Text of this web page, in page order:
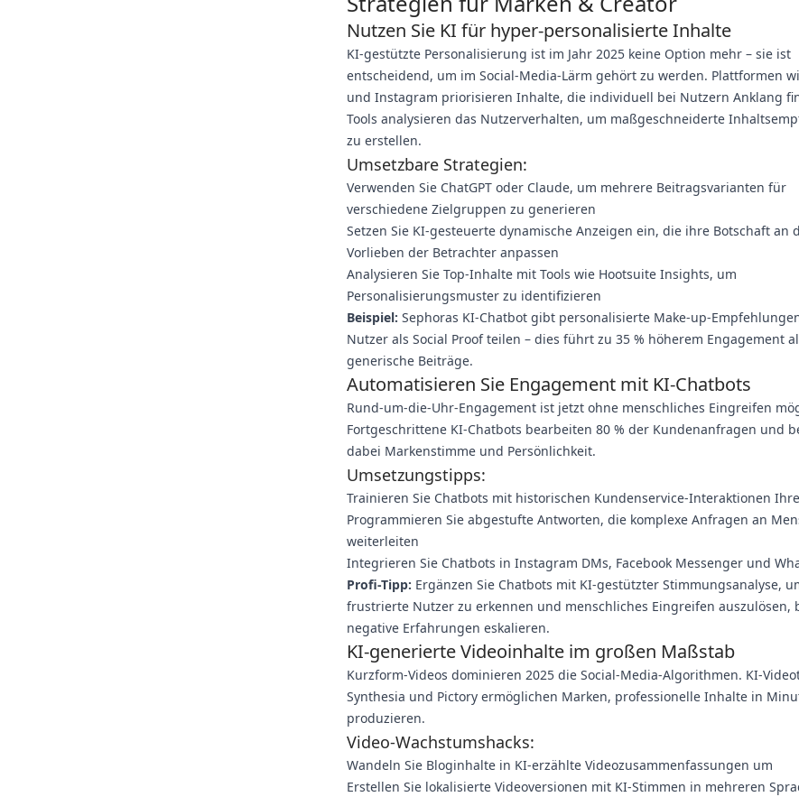
Nutzen Sie KI für hyper-personalisierte Inhalte
KI-gestützte Personalisierung ist im Jahr 2025 keine Option mehr – sie ist
entscheidend, um im Social-Media-Lärm gehört zu werden. Plattformen
und Instagram priorisieren Inhalte, die individuell bei Nutzern Anklang
Tools analysieren das Nutzerverhalten, um maßgeschneiderte
zu erstellen.
Umsetzbare Strategien:
Verwenden Sie ChatGPT oder Claude, um mehrere Beitragsvarianten für
verschiedene Zielgruppen zu generieren
Setzen Sie KI-gesteuerte dynamische Anzeigen ein, die ihre Botschaft an
Vorlieben der Betrachter anpassen
Analysieren Sie Top-Inhalte mit Tools wie Hootsuite Insights, um
Personalisierungsmuster zu identifizieren
Beispiel: Sephoras KI-Chatbot gibt personalisierte Make-up-
Nutzer als Social Proof teilen – dies führt zu 35 % höherem Engagement
generische Beiträge.
Automatisieren Sie Engagement mit KI-Chatbots
Rund-um-die-Uhr-Engagement ist jetzt ohne menschliches Eingreifen
Fortgeschrittene KI-Chatbots bearbeiten 80 % der Kundenanfragen und
dabei Markenstimme und Persönlichkeit.
Umsetzungstipps:
Trainieren Sie Chatbots mit historischen Kundenservice-Interaktionen
Programmieren Sie abgestufte Antworten, die komplexe Anfragen an
weiterleiten
Integrieren Sie Chatbots in Instagram DMs, Facebook Messenger und
Profi-Tipp: Ergänzen Sie Chatbots mit KI-gestützter Stimmungsanalyse,
frustrierte Nutzer zu erkennen und menschliches Eingreifen auszulösen,
negative Erfahrungen eskalieren.
KI-generierte Videoinhalte im großen Maßstab
Kurzform-Videos dominieren 2025 die Social-Media-Algorithmen. KI-
Synthesia und Pictory ermöglichen Marken, professionelle Inhalte in
produzieren.
Video-Wachstumshacks:
Wandeln Sie Bloginhalte in KI-erzählte Videozusammenfassungen um
Erstellen Sie lokalisierte Videoversionen mit KI-Stimmen in mehreren